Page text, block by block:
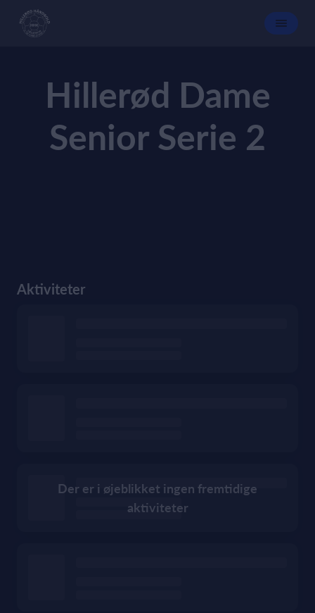
Hillerød Dame
Senior Serie 2
Aktiviteter
Der er i øjeblikket ingen fremtidige
aktiviteter